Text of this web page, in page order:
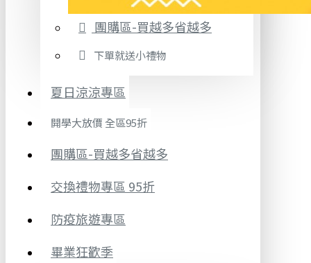
團購區-買越多省越多
下單就送小禮物
夏日涼涼專區
開學大放價 全區95折
團購區-買越多省越多
交換禮物專區 95折
防疫旅遊專區
畢業狂歡季